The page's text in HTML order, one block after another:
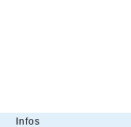
Infos